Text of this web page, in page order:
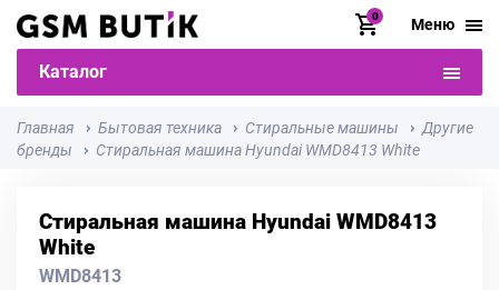
0 Меню
Каталог
Главная Бытовая техника Стиральные машины
Другие
бренды
Стиральная машина Hyundai WMD8413 White
Стиральная машина Hyundai WMD8413
White
WMD8413